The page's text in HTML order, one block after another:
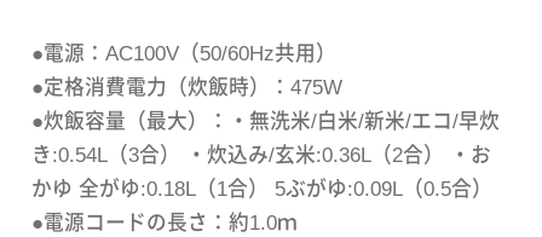
●電源：AC100V（50/60Hz共用）
●定格消費電力（炊飯時）：475W
●炊飯容量（最大）：・無洗米/白米/新米/エコ/早炊
き:0.54L（3合） ・炊込み/玄米:0.36L（2合） ・お
かゆ 全がゆ:0.18L（1合） 5ぶがゆ:0.09L（0.5合）
●電源コードの長さ：約1.0ｍ